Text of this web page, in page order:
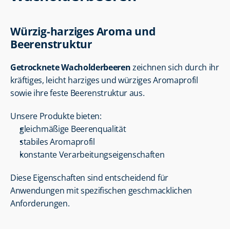
Würzig-harziges Aroma und
Beerenstruktur
Getrocknete Wacholderbeeren zeichnen sich durch ihr
kräftiges, leicht harziges und würziges Aromaprofil
sowie ihre feste Beerenstruktur aus.
Unsere Produkte bieten:
gleichmäßige Beerenqualität
stabiles Aromaprofil
konstante Verarbeitungseigenschaften
Diese Eigenschaften sind entscheidend für
Anwendungen mit spezifischen geschmacklichen
Anforderungen.